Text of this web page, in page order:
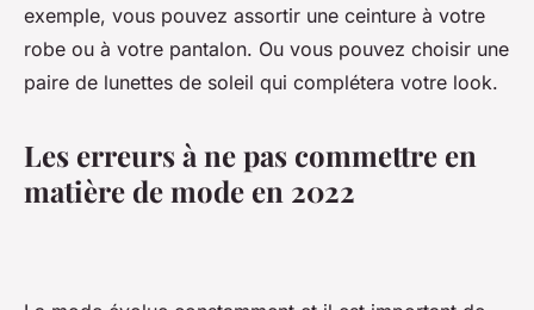
exemple, vous pouvez assortir une ceinture à votre
robe ou à votre pantalon. Ou vous pouvez choisir une
paire de lunettes de soleil qui complétera votre look.
Les erreurs à ne pas commettre en
matière de mode en 2022